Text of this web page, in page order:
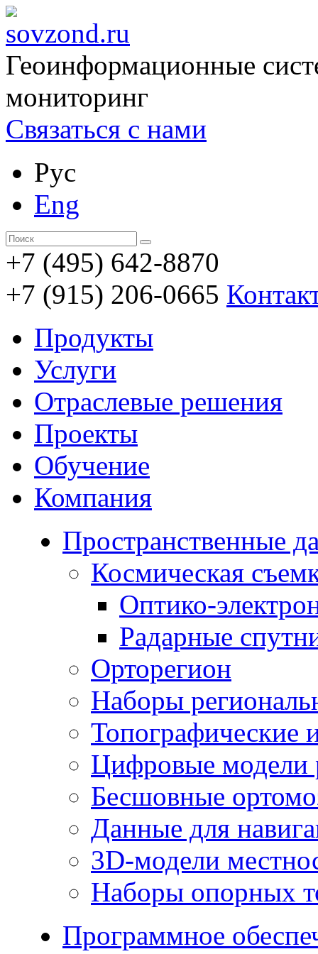
Геоинформационные
мониторинг
Связаться с нами
Рус
Eng
+7 (495) 642-8870
+7 (915) 206-0665
Продукты
Услуги
Отраслевые решения
Проекты
Обучение
Компания
Пространственные
Космическая
Оптико-
Радарные
Орторегион
Наборы
Топографические
Цифровые модели
Бесшовные
Данные для
3D-модели
Наборы опорных
Программное